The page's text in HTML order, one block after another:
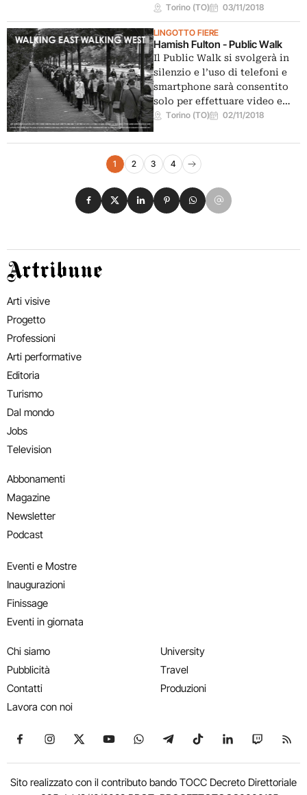
Torino (TO) 03/11/2018
LINGOTTO FIERE
Hamish Fulton - Public Walk
Il Public Walk si svolgerà in
silenzio e l’uso di telefoni e
smartphone sarà consentito
solo per effettuare video e…
Torino (TO) 02/11/2018
Navigazione eventi
1 2 3 4
Pagina successiva
Condividi su Facebook
Condividi su X
Condividi su LinkedIn
Condividi su Pinterest
Condividi su WhatsApp
Condividi su Email
Artribune
Arti visive
Progetto
Professioni
Arti performative
Editoria
Turismo
Dal mondo
Jobs
Television
Abbonamenti
Magazine
Newsletter
Podcast
Eventi e Mostre
Inaugurazioni
Finissage
Eventi in giornata
Chi siamo
Pubblicità
Contatti
Lavora con noi
University
Travel
Produzioni
Seguici su Facebook
Seguici su Instagram
Seguici su X
Seguici su YouTube
Seguici su WhatsApp
Seguici su Telegram
Seguici su TikTok
Seguici su
Seguici
Sito realizzato con il contributo bando TOCC Decreto Direttoriale